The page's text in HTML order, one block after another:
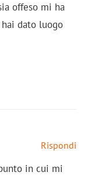
offeso mi ha
dato luogo
Rispondi
in cui mi